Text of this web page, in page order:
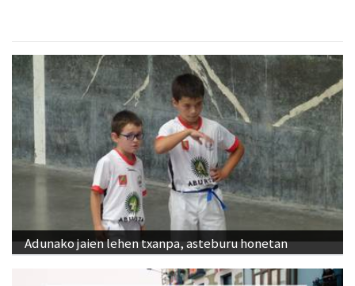
Adunako jaien lehen txanpa, asteburu honetan